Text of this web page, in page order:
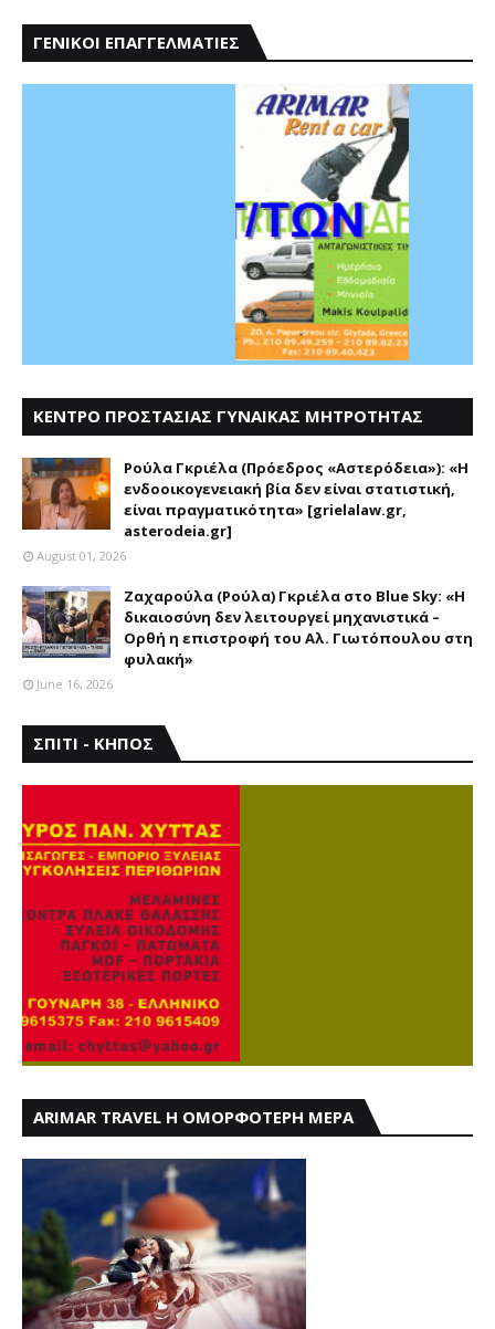
ΓΕΝΙΚΟΙ ΕΠΑΓΓΕΛΜΑΤΙΕΣ
ΚΕΝΤΡΟ ΠΡΟΣΤΑΣΙΑΣ ΓΥΝΑΙΚΑΣ ΜΗΤΡΟΤΗΤΑΣ
Ρούλα Γκριέλα (Πρόεδρος «Αστερόδεια»): «Η
ενδοοικογενειακή βία δεν είναι στατιστική,
είναι πραγματικότητα» [grielalaw.gr,
asterodeia.gr]
August 01, 2026
Ζαχαρούλα (Ρούλα) Γκριέλα στο Blue Sky: «Η
δικαιοσύνη δεν λειτουργεί μηχανιστικά –
Ορθή η επιστροφή του Αλ. Γιωτόπουλου στη
φυλακή»
June 16, 2026
ΣΠΙΤΙ - ΚΗΠΟΣ
ARIMAR TRAVEL Η ΟΜΟΡΦΟΤΕΡΗ ΜΕΡΑ